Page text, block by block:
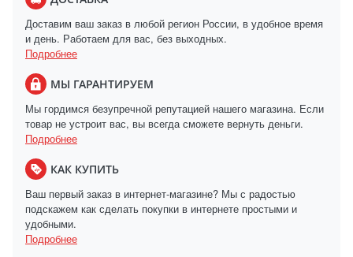
Доставим ваш заказ в любой регион России, в удобное время
и день. Работаем для вас, без выходных.
Подробнее
МЫ ГАРАНТИРУЕМ
Мы гордимся безупречной репутацией нашего магазина. Если
товар не устроит вас, вы всегда сможете вернуть деньги.
Подробнее
КАК КУПИТЬ
Ваш первый заказ в интернет-магазине? Мы с радостью
подскажем как сделать покупки в интернете простыми и
удобными.
Подробнее